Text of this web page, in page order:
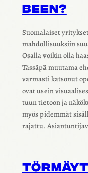
BEEN?
Suoma­lai­set
mahdol­li­suuk­siin
Osalla voikin olla
Tässäpä muutama
varmasti katso­nut
ovat usein
tuun tietoon ja
myös pidem­mät
rajattu.